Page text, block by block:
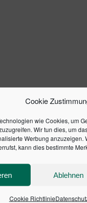
Cookie
wie Cookies, um
Wir tun dies, um
Werbung anzuzeigen.
kann dies bestimmte
Ablehnen
Cookie Richtlinie